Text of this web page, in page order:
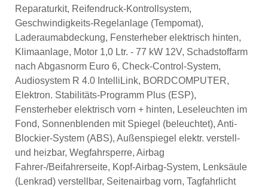
Reparaturkit, Reifendruck-Kontrollsystem,
Geschwindigkeits-Regelanlage (Tempomat),
Laderaumabdeckung, Fensterheber elektrisch hinten,
Klimaanlage, Motor 1,0 Ltr. - 77 kW 12V, Schadstoffarm
nach Abgasnorm Euro 6, Check-Control-System,
Audiosystem R 4.0 IntelliLink, BORDCOMPUTER,
Elektron. Stabilitäts-Programm Plus (ESP),
Fensterheber elektrisch vorn + hinten, Leseleuchten im
Fond, Sonnenblenden mit Spiegel (beleuchtet), Anti-
Blockier-System (ABS), Außenspiegel elektr. verstell-
und heizbar, Wegfahrsperre, Airbag
Fahrer-/Beifahrerseite, Kopf-Airbag-System, Lenksäule
(Lenkrad) verstellbar, Seitenairbag vorn, Tagfahrlicht